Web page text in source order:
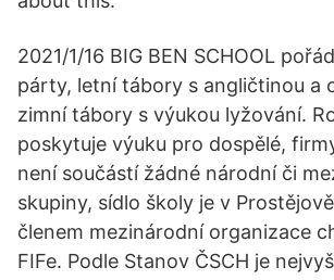
2021/1/16 BIG BEN SCHOOL
párty, letní tábory s angličtinou a
zimní tábory s výukou lyžování.
poskytuje výuku pro dospělé,
není součástí žádné národní či
skupiny, sídlo školy je v
členem mezinárodní organizace
FIFe. Podle Stanov ČSCH je